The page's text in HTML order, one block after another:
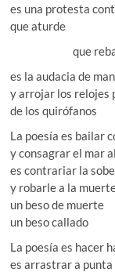
es una protesta
que aturde
que
es la audacia de
y arrojar los relojes
de los quirófanos
La poesía es bailar
y consagrar el mar
es contrariar la
y robarle a la
un beso de muerte
un beso callado
La poesía es hacer
es arrastrar a punta